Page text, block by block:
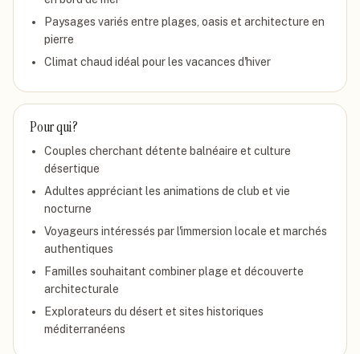
Paysages variés entre plages, oasis et architecture en
pierre
Climat chaud idéal pour les vacances d'hiver
Pour qui ?
Couples cherchant détente balnéaire et culture
désertique
Adultes appréciant les animations de club et vie
nocturne
Voyageurs intéressés par l'immersion locale et marchés
authentiques
Familles souhaitant combiner plage et découverte
architecturale
Explorateurs du désert et sites historiques
méditerranéens